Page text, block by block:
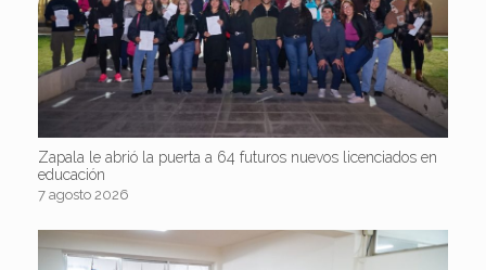
Zapala le abrió la puerta a 64 futuros nuevos licenciados en
educación
7 agosto 2026